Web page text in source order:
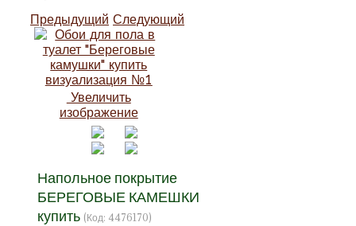
Предыдущий Следующий
Увеличить
изображение
Напольное покрытие
БЕРЕГОВЫЕ КАМЕШКИ
купить (Код: 4476170)